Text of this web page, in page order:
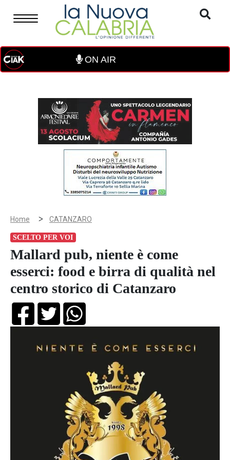
ON AIR
Home > CATANZARO
SCELTO PER VOI
Mallard pub, niente è come
esserci: food e birra di qualità nel
centro storico di Catanzaro